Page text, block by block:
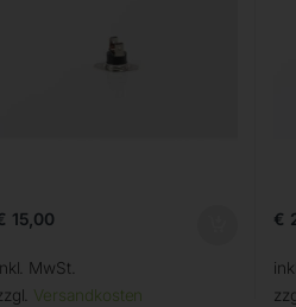
15,00
MwSt.
Versandkosten
€